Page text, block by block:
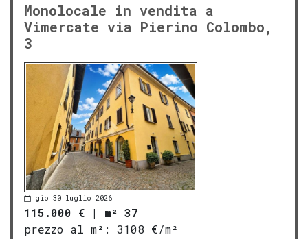
Monolocale in vendita a
Vimercate via Pierino Colombo,
3
gio 30 luglio 2026
115.000 € | m² 37
prezzo al m²:
3108 €/m²